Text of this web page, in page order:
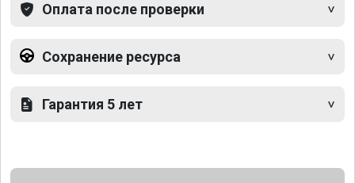
Оплата после проверки
Сохранение ресурса
Гарантия 5 лет